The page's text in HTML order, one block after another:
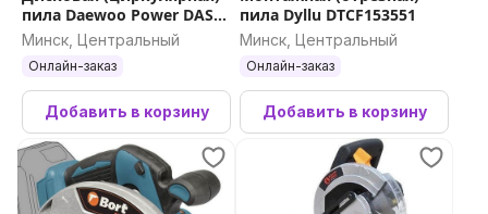
пила Daewoo Power DAS
1900-210
Минск, Центральный
Онлайн-заказ
Добавить в корзину
пила Dyllu DTCF153551
Минск, Центральный
Онлайн-заказ
Добавить в корзину